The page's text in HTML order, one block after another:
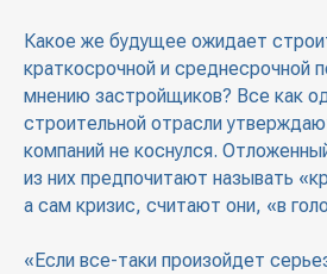
Какое же будущее ожидает
краткосрочной и среднесрочной
мнению застройщиков? Все как
строительной отрасли
компаний не коснулся.
из них предпочитают называть
а сам кризис, считают они, «в
«Если все-таки произойдет